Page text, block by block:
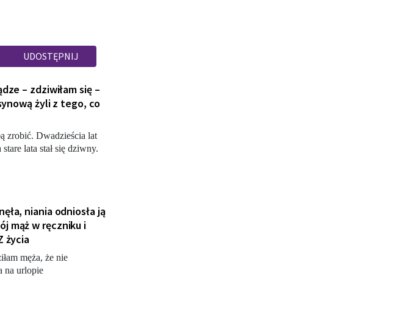
UDOSTĘPNIJ
– zdziwiłam się –
żyli z tego, co
zrobić. Dwadzieścia lat
lata stał się dziwny.
niania odniosła ją
mąż w ręczniku i
życia
męża, że nie
na urlopie